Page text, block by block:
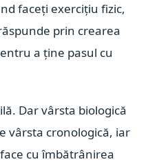
faceți exercițiu fizic,
prin crearea
a ține pasul cu
Dar vârsta biologică
vârsta cronologică, iar
cu îmbătrânirea